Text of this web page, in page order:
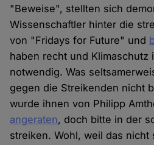
"Beweise", stellten sich
Wissenschaftler hinter die
von "Fridays for Future" und
haben recht und Klimaschutz
notwendig. Was
gegen die Streikenden nicht
wurde ihnen von Philipp
angeraten, doch bitte in der
streiken. Wohl, weil das nicht